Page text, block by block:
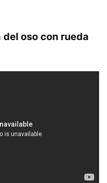
oso con rueda